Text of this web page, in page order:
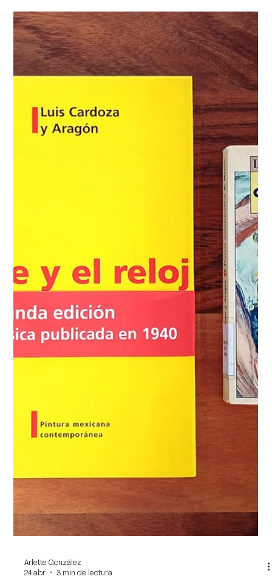
en un mismo gesto: una forma de pensar el mundo y de
interrogarlo. En un tiempo donde la voz debía aprender a
replegarse, bajo la dictadura franquista, el lenguaje
circulaba como un susurro contenido, atravesado por la
culpa y el peso del pecado, como si cada palabra